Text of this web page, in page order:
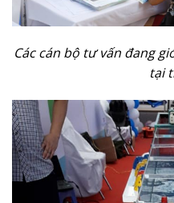
Các cán bộ tư vấn đang
tại